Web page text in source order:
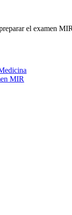
el examen MIR
MIR